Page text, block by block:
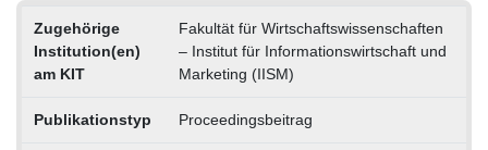
Zugehörige
Institution(en)
am KIT
Fakultät für Wirtschaftswissenschaften
– Institut für Informationswirtschaft und
Marketing (IISM)
Publikationstyp Proceedingsbeitrag